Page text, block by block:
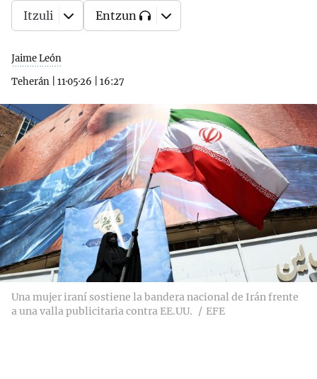
Jaime León
Teherán
11·05·26 16:27
Itzuli Entzun
Una mujer iraní sostiene la bandera nacional de Irán frente
a una valla publicitaria contra EE.UU.
EFE